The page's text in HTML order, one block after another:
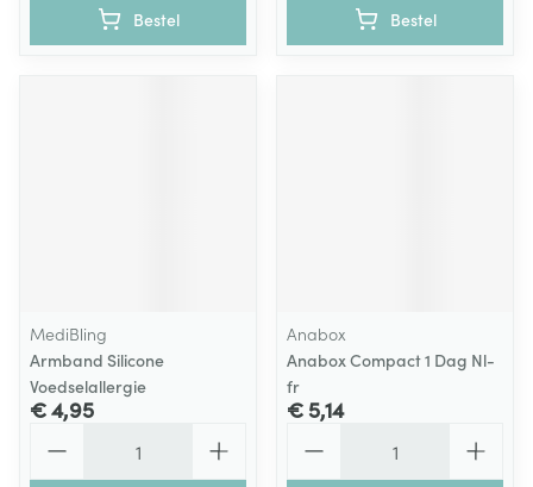
Bestel Bestel
MediBling
Armband Silicone
Voedselallergie
€ 4,95
Anabox
Anabox Compact 1 Dag Nl-
fr
€ 5,14